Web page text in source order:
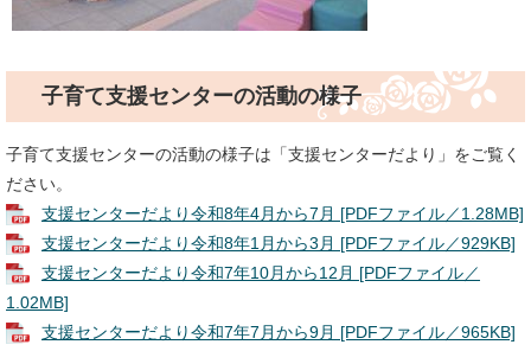
子育て支援センターの活動の様子
子育て支援センターの活動の様子は「支援センターだより」をご覧く
ださい。
支援センターだより令和8年4月から7月 [PDFファイル／1.28MB]
支援センターだより令和8年1月から3月 [PDFファイル／929KB]
支援センターだより令和7年10月から12月 [PDFファイル／
1.02MB]
支援センターだより令和7年7月から9月 [PDFファイル／965KB]